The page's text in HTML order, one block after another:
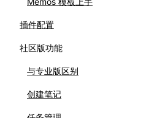
插件配置
社区版功能
与专业版区别
创建笔记